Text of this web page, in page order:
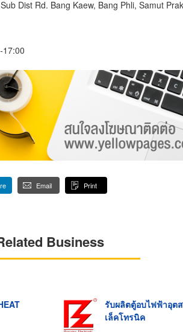
Dist Rd. Bang Kaew, Bang Phli, Samut
17:00
Email Print
Business
รับผลิตตู้อบไฟฟ้าอุต
เล็คโทรนิค